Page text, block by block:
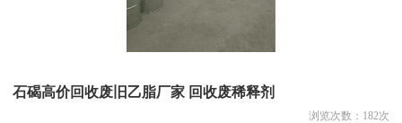
石碣高价回收废旧乙脂厂家 回收废稀释剂
浏览次数： 182次